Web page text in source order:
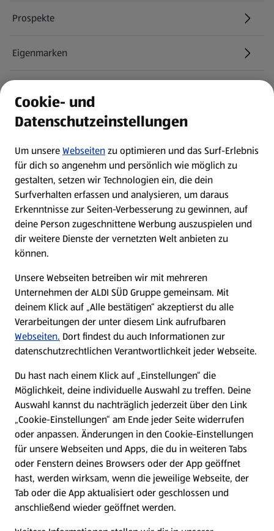
Prospekte
Eigenmarken
Newsletter
WhatsApp
Über ALDI SÜD
Filialen
Nachhaltigkeit
Karriere
Presse
Hilfe & Kontakt
(öffnet in einem neuen Tab)
Unternehmen
Folge uns hier:
Cookie- und
Datenschutzeinstellungen
Um unsereWebseitenzu optimieren und das Surf-Erlebnis
für dich so angenehm und persönlich wie möglich zu
gestalten, setzen wir Technologien ein, die dein
Surfverhalten erfassen und analysieren, um daraus
Erkenntnisse zur Seiten-Verbesserung zu gewinnen, auf
deine Person zugeschnittene Werbung auszuspielen und
dir weitere Dienste der vernetzten Welt anbieten zu
können.
Unsere Webseiten betreiben wir mit mehreren
Unternehmen der ALDI SÜD Gruppe gemeinsam. Mit
deinem Klick auf „Alle bestätigen“ akzeptierst du alle
Verarbeitungen der unter diesem Link aufrufbaren
Webseiten. Dort findest du auch Informationen zur
datenschutzrechtlichen Verantwortlichkeit jeder Webseite.
Du hast nach einem Klick auf „Einstellungen“ die
Möglichkeit, deine individuelle Auswahl zu treffen. Deine
Auswahl kannst du nachträglich jederzeit über den Link
„Cookie-Einstellungen“ am Ende jeder Seite widerrufen
oder anpassen. Änderungen in den Cookie-Einstellungen
für unsere Webseiten und Apps, die du in weiteren Tabs
oder Fenstern deines Browsers oder der App geöffnet
hast, werden wirksam, wenn die jeweilige Webseite, der
Tab oder die App aktualisiert oder geschlossen und
anschließend wieder geöffnet werden.